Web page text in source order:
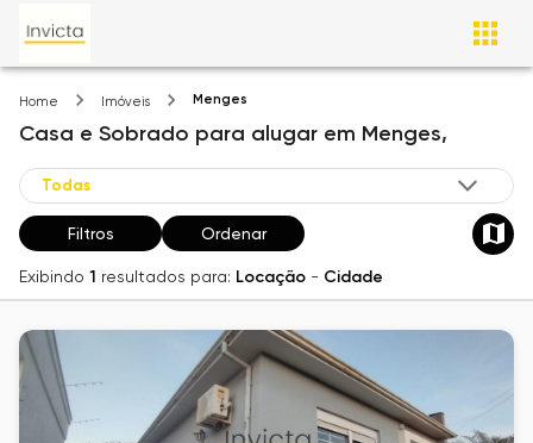
Home Imóveis Menges
Casa e Sobrado para alugar em Menges,
Filtros Ordenar
Exibindo 1 resultados para: Locação - Cidade